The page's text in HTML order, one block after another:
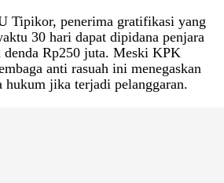
Tipikor, penerima gratifikasi yang
30 hari dapat dipidana penjara
denda Rp250 juta. Meski KPK
anti rasuah ini menegaskan
hukum jika terjadi pelanggaran.